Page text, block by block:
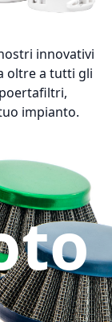
innovativi
oltre a tutti gli
impianto.